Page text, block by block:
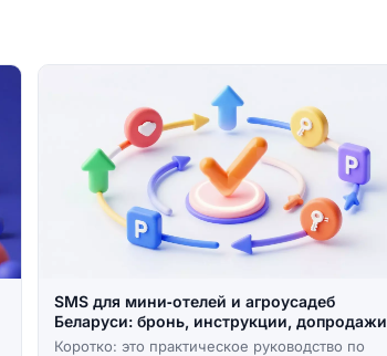
SMS для мини‑отелей и агроусадеб
Беларуси: бронь, инструкции, допродажи
Коротко: это практическое руководство по